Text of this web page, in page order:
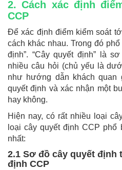
2. Cách xác định
CCP
Để xác định điểm kiểm soát
cách khác nhau. Trong đó
định”. “Cây quyết định” là
nhiều câu hỏi (chủ yếu là
như hướng dẫn khách quan
quyết định và xác nhận một
hay không.
Hiện nay, có rất nhiều loại
loại cây quyết định CCP
nhất:
2.1 Sơ đồ cây quyết định
định CCP